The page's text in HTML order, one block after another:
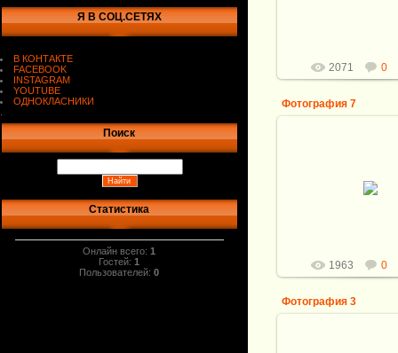
Я В СОЦ.СЕТЯХ
В КОНТАКТЕ
FACEBOOK
INSTAGRAM
YOUTUBE
ОДНОКЛАСНИКИ
Поиск
Статистика
Онлайн всего:1
Гостей:1
Пользователей:0
2071 0
Фотография 7
Кузнец: А.Белый.
1963 0
Фотография 3